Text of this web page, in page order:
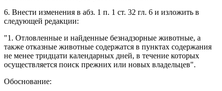
6. Внести изменения в абз. 1 п. 1 ст. 32 гл. 6 и изложить в
следующей редакции:
"1. Отловленные и найденные безнадзорные животные, а
также отказные животные содержатся в пунктах содержания
не менее тридцати календарных дней, в течение которых
осуществляется поиск прежних или новых владельцев".
Обоснование: